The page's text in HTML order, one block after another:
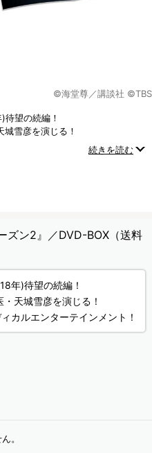
©海堂尊／講談社 ©TBS
望の続編！
雪彦を演じる！
エンターテインメント！続きを読む
ズン2』／DVD-BOX（送料
年)待望の続編！
天城雪彦を演じる！
カルエンターテインメント！
。